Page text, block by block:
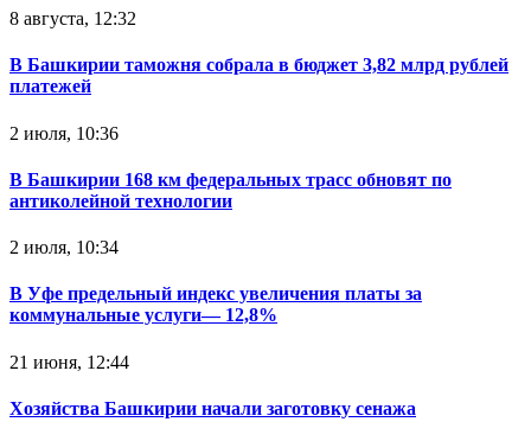
8 августа, 12:32
В Башкирии таможня собрала в бюджет 3,82 млрд рублей
платежей
2 июля, 10:36
В Башкирии 168 км федеральных трасс обновят по
антиколейной технологии
2 июля, 10:34
В Уфе предельный индекс увеличения платы за
коммунальные услуги— 12,8%
21 июня, 12:44
Хозяйства Башкирии начали заготовку сенажа